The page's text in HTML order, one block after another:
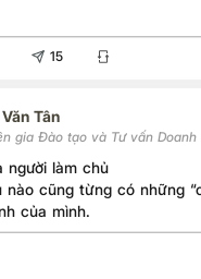
15
Tân
gia Đào tạo và Tư vấn Doanh
người làm chủ
nào cũng từng có những
của mình.